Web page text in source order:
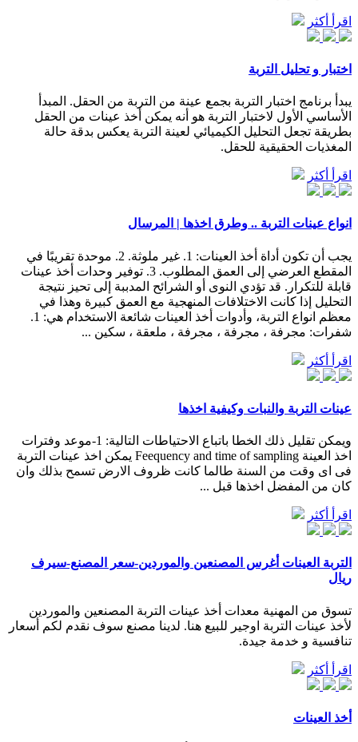
اقرأ أكثر
اختبار و تحليل التربة
يبدأ برنامج اختبار التربة بجمع عينة من التربة من الحقل. المبدأ
الأساسي الأول لاختبار التربة هو أنه يمكن أخذ عينات من الحقل
بطريقة تجعل التحليل الكيميائي لعينة التربة يعكس بدقة حالة
المغذيات الحقيقية للحقل.
اقرأ أكثر
انواع عينات التربة .. وطرق اخذها | المرسال
يجب أن تكون أداة أخذ العينات: 1. غير ملوثة. 2. موحدة تقريبًا في
المقطع العرضي إلى العمق المطلوب. 3. توفير وحدات أخذ عينات
قابلة للتكرار. قد تؤدي النوى أو الشرائح المدببة إلى تحيز نتيجة
التحليل إذا كانت الاختلافات المنهجية مع العمق كبيرة وهذا في
معظم انواع التربة، وأدوات أخذ العينات شائعة الاستخدام هي: 1.
شفرات: مجرفة ، مجرفة ، مجرفة ، ملعقة ، سكين ...
اقرأ أكثر
عينات التربة والنبات وكيفية اخذها
ويمكن تقليل ذلك الخطا باتباع الاحتياطات التالية: 1-موعد وفترات
اخذ العينة Feequency and time of sampling يمكن اخذ عينات التربة
فى اى وقت من السنة طالما كانت ظروف الارض تسمح بذلك وان
كان من المفضل اخذها قبل ...
اقرأ أكثر
التربة العينات أغرس المصنعين والموردين-سعر المصنع-سيرف
ريال
تسوق من المهنية معدات أخذ عينات التربة المصنعين والموردين
لأخذ عينات التربة اوجير للبيع هنا. لدينا مصنع سوف نقدم لكم أسعار
تنافسية و خدمة جيدة.
اقرأ أكثر
أخذ العينات